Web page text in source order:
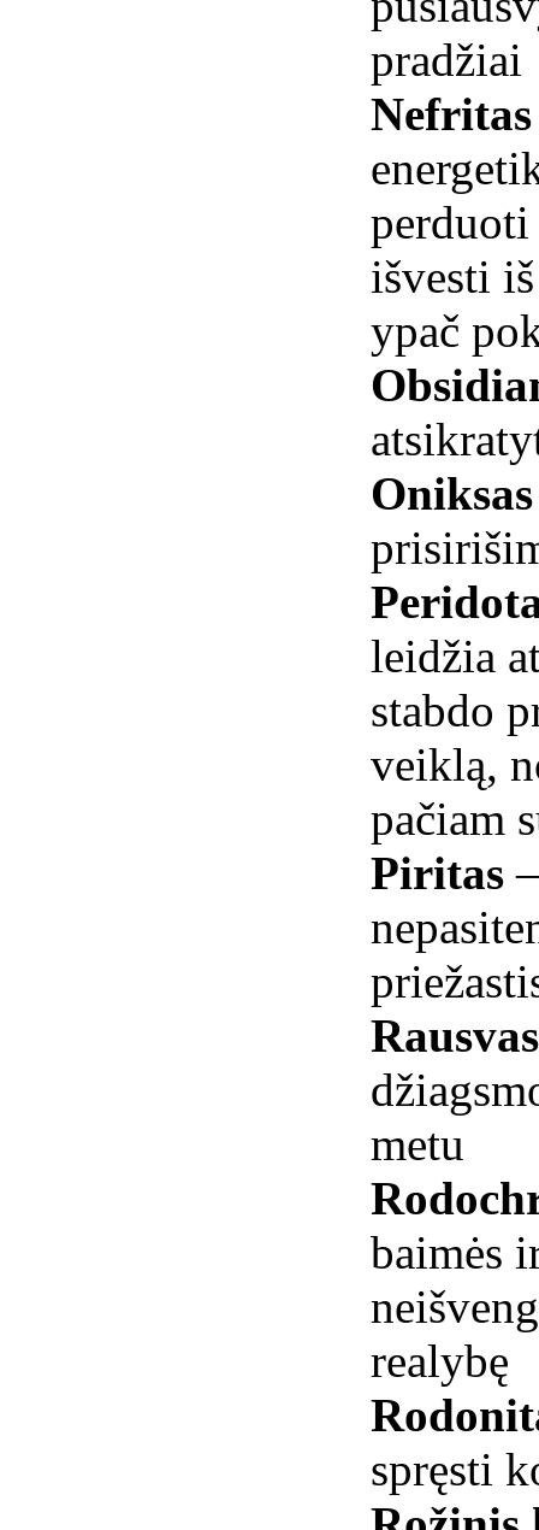
pradžiai
išvesti
ypač
leidžia
stabdo
veiklą,
pačiam
Piritas
metu
baimės
realybę
spręsti